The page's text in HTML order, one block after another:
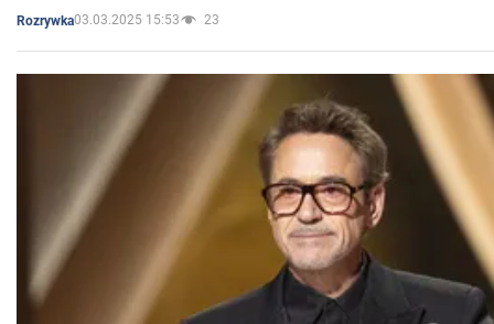
Rozrywka03.03.2025 15:53 23